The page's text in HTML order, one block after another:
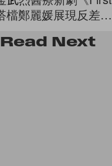
檔鄭麗媛展現反差溫
Read Next